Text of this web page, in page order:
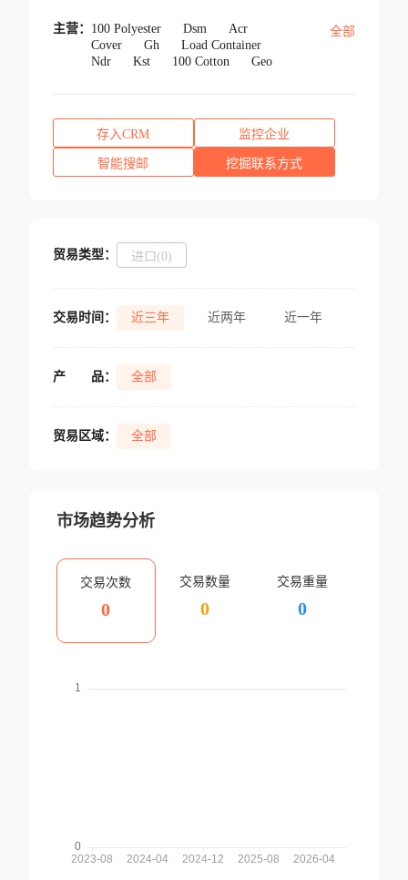
主营： 100 Polyester Dsm
Acr
Cover
Gh
Load Container
Ndr
Kst 100 Cotton Geo
全部
存入CRM 监控企业
智能搜邮 挖掘联系方式
贸易类型： 进口(0)
交易时间： 近三年 近两年 近一年
产 品： 全部
贸易区域： 全部
市场趋势分析
交易次数
0
交易数量
0
交易重量
0